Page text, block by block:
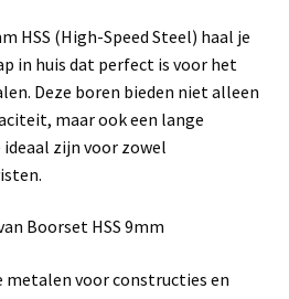
HSS (High-Speed Steel) haal je
in huis dat perfect is voor het
Deze boren bieden niet alleen
maar ook een lange
ideaal zijn voor zowel
Boorset HSS 9mm
metalen voor constructies en